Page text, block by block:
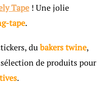
Tape ! Une jolie
tape.
dubakers twine,
de produits pour
.